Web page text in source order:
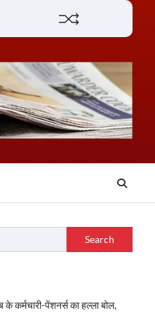
Search
के कर्मचारी-पेंशनर्स का हल्ला बोल,